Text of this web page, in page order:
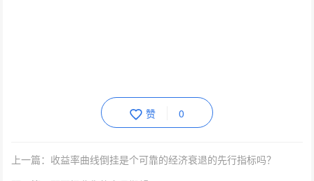
赞 0
上一篇：收益率曲线倒挂是个可靠的经济衰退的先行指标吗？